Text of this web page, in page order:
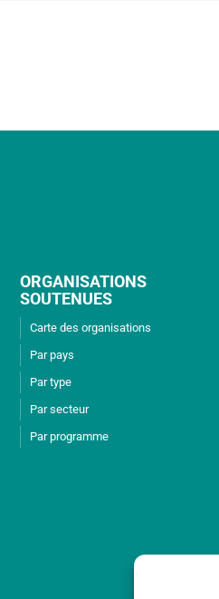
ORGANISATIONS
SOUTENUES
Carte des organisations
Par pays
Par type
Par secteur
Par programme